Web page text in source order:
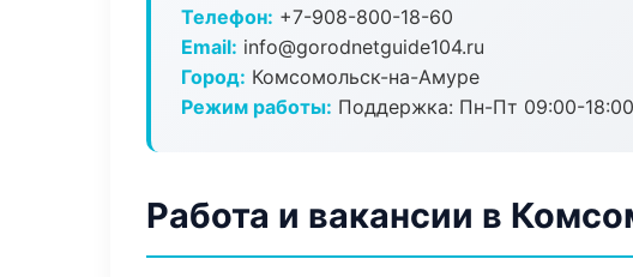
Телефон: +7-908-800-18-60
Email: info@gorodnetguide104.ru
Город: Комсомольск-на-Амуре
Режим работы: Поддержка: Пн-Пт 09:00-18:00
Работа и вакансии в